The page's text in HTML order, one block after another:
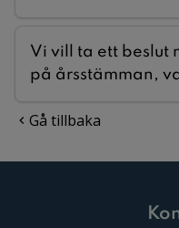
Vi vill ta ett beslut
på årsstämman,
Gå tillbaka